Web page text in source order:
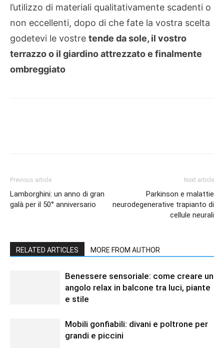
l’utilizzo di materiali qualitativamente scadenti o
non eccellenti, dopo di che fate la vostra scelta
godetevi le vostre tende da sole, il vostro
terrazzo o il giardino attrezzato e finalmente
ombreggiato
Previous article
Lamborghini: un anno di gran
galà per il 50° anniversario
Next article
Parkinson e malattie
neurodegenerative trapianto di
cellule neurali
RELATED ARTICLES MORE FROM AUTHOR
Benessere sensoriale: come creare un
angolo relax in balcone tra luci, piante
e stile
Mobili gonfiabili: divani e poltrone per
grandi e piccini